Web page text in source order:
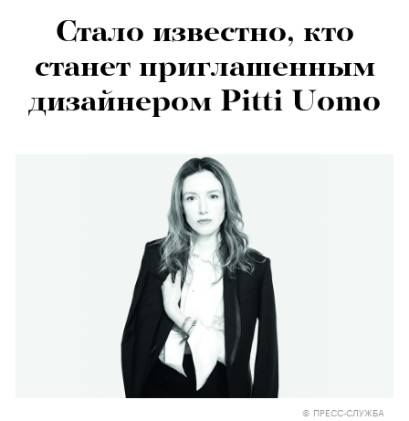
Стало известно, кто
станет приглашенным
дизайнером Pitti Uomo
© ПРЕСС-СЛУЖБА